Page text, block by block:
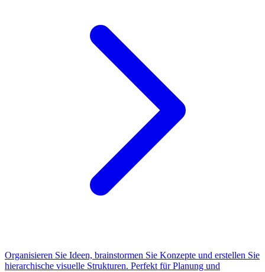
Organisieren Sie Ideen, brainstormen Sie Konzepte und erstellen Sie
hierarchische visuelle Strukturen. Perfekt für Planung und